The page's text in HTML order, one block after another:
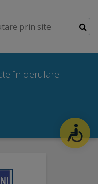
în derulare